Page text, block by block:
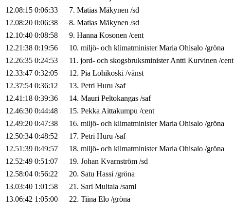
12.08:15 0:06:33 7. Matias Mäkynen /sd
12.08:20 0:06:38 8. Matias Mäkynen /sd
12.10:40 0:08:58 9. Hanna Kosonen /cent
12.21:38 0:19:56 10. miljö- och klimatminister Maria Ohisalo /gröna
12.26:35 0:24:53 11. jord- och skogsbruksministerAntti Kurvinen /cent
12.33:47 0:32:05 12. Pia Lohikoski /vänst
12.37:54 0:36:12 13. Petri Huru /saf
12.41:18 0:39:36 14. Mauri Peltokangas /saf
12.46:30 0:44:48 15. PekkaAittakumpu /cent
12.49:20 0:47:38 16. miljö- och klimatminister Maria Ohisalo /gröna
12.50:34 0:48:52 17. Petri Huru /saf
12.51:39 0:49:57 18. miljö- och klimatminister Maria Ohisalo /gröna
12.52:49 0:51:07 19. Johan Kvarnström /sd
12.58:04 0:56:22 20. Satu Hassi /gröna
13.03:40 1:01:58 21. Sari Multala /saml
13.06:42 1:05:00 22. Tiina Elo /gröna